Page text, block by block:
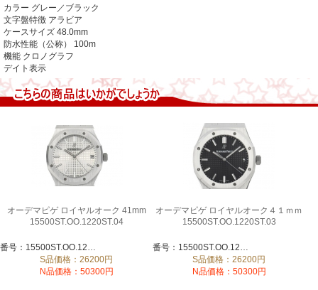
カラー グレー／ブラック
文字盤特徴 アラビア
ケースサイズ 48.0mm
防水性能（公称）
100m
機能 クロノグラフ
デイト表示
オーデマピゲ ロイヤルオーク 41mm
15500ST.OO.1220ST.04
番号：15500ST.OO.1220ST.04
S品価格：26200円
N品価格：50300円
オーデマピゲ ロイヤルオーク４１ｍｍ
15500ST.OO.1220ST.03
番号：15500ST.OO.1220ST.03
S品価格：26200円
N品価格：50300円